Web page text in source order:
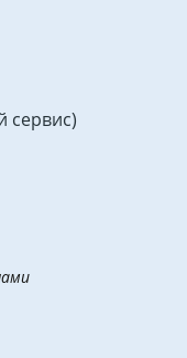
сервис)